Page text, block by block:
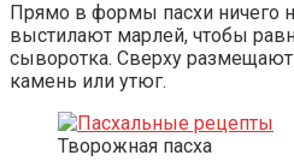
Прямо в формы пасхи ничего
выстилают марлей, чтобы
сыворотка. Сверху
камень или утюг.
Творожная пасха